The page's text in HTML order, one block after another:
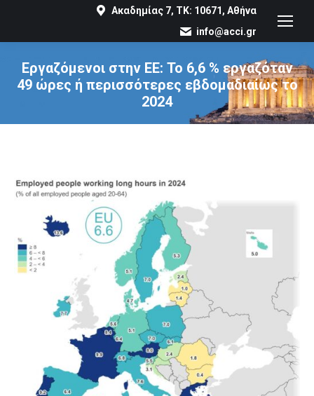
Ακαδημίας 7, ΤΚ: 10671, Αθήνα
info@acci.gr
Εργαζόμενοι στην ΕΕ: Το 6,6 % εργαζόταν
49 ώρες ή περισσότερες εβδομαδιαίως το
2024
You are here: